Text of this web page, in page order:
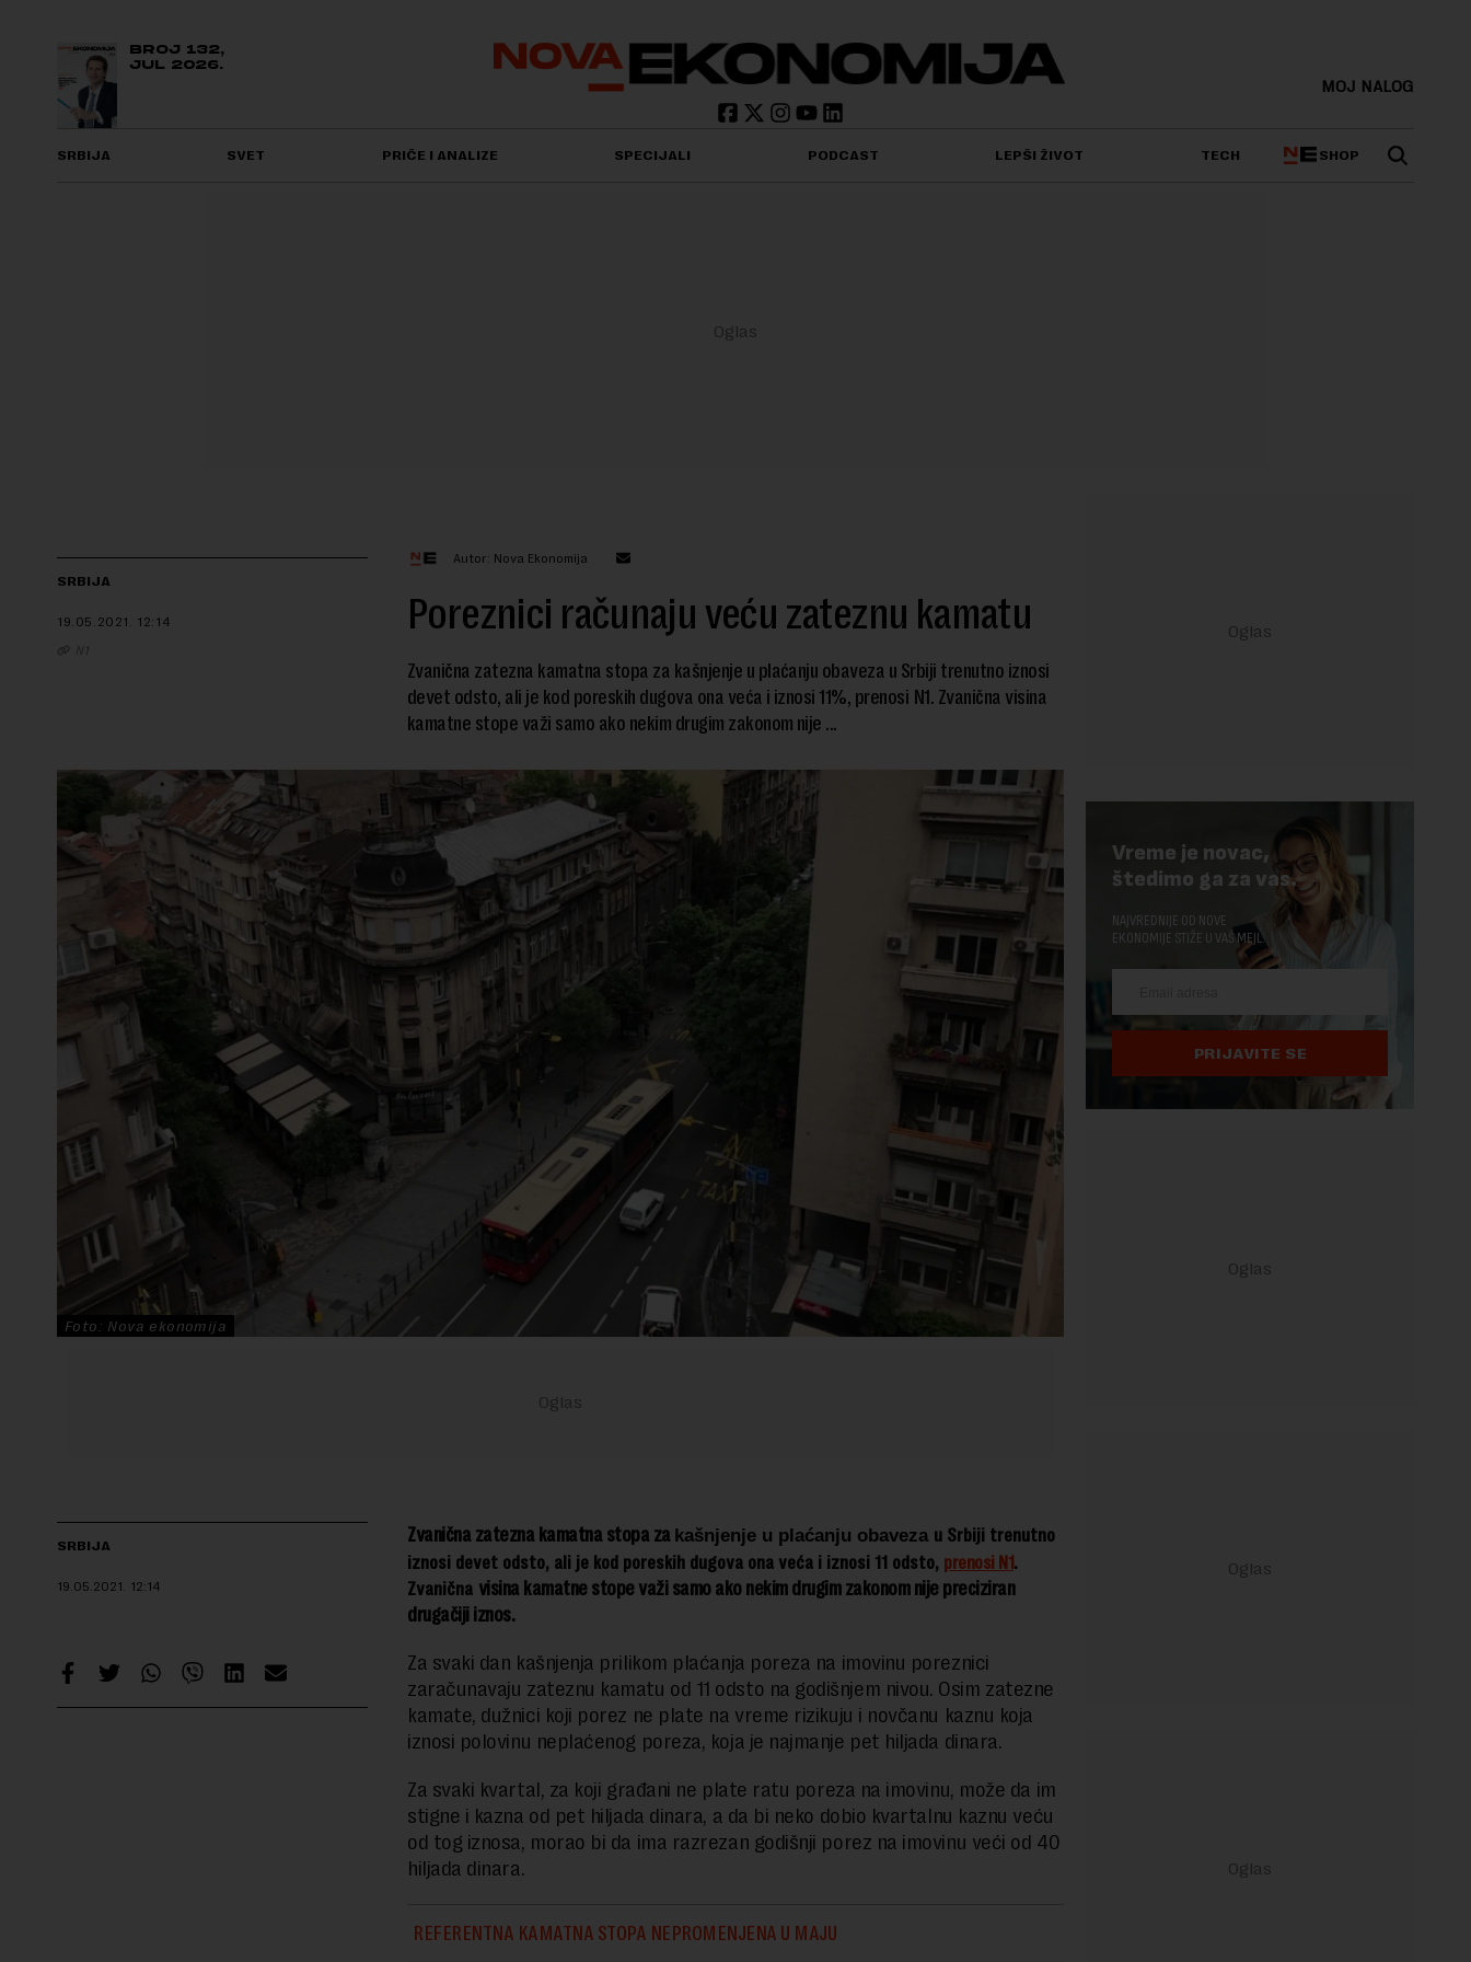
BROJ 132,
JUL 2026.
MOJ NALOG
SRBIJA SVET PRIČE I ANALIZE SPECIJALI PODCAST LEPŠI ŽIVOT TECH SHOP
SRBIJA
19.05.2021. 12:14
N1
Autor: Nova Ekonomija
Poreznici računaju veću zateznu kamatu
Zvanična zatezna kamatna stopa za kašnjenje u plaćanju obaveza u Srbiji trenutno iznosi
devet odsto, ali je kod poreskih dugova ona veća i iznosi 11%, prenosi N1. Zvanična visina
kamatne stope važi samo ako nekim drugim zakonom nije ...
Foto: Nova ekonomija
SRBIJA
19.05.2021. 12:14
Zvanična zatezna kamatna stopa za kašnjenje u plaćanju obaveza u Srbiji trenutno
iznosi devet odsto, ali je kod poreskih dugova ona veća i iznosi 11 odsto, prenosi N1.
Zvanična visina kamatne stope važi samo ako nekim drugim zakonom nije preciziran
drugačiji iznos.
Za svaki dan kašnjenja prilikom plaćanja poreza na imovinu poreznici
zaračunavaju zateznu kamatu od 11 odsto na godišnjem nivou. Osim zatezne
kamate, dužnici koji porez ne plate na vreme rizikuju i novčanu kaznu koja
iznosi polovinu neplaćenog poreza, koja je najmanje pet hiljada dinara.
Za svaki kvartal, za koji građani ne plate ratu poreza na imovinu, može da im
stigne i kazna od pet hiljada dinara, a da bi neko dobio kvartalnu kaznu veću
od tog iznosa, morao bi da ima razrezan godišnji porez na imovinu veći od 40
hiljada dinara.
REFERENTNA KAMATNA STOPA NEPROMENJENA U MAJU
Vreme je novac,
štedimo ga za vas.
NAJVREDNIJE OD NOVE
EKONOMIJE STIŽE U VAŠ MEJL.
PRIJAVITE SE